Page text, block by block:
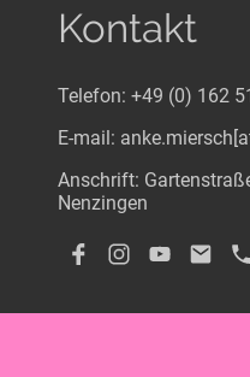
Kontakt
Telefon: +49 (0) 162
E-mail:
Anschrift:
Nenzingen